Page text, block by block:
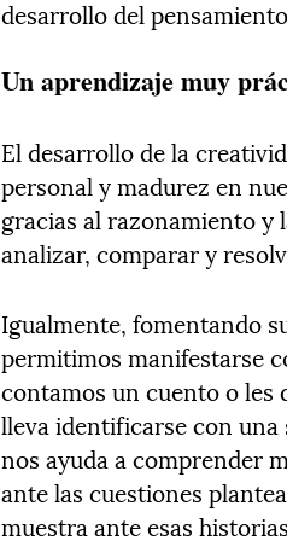
desarrollo del
Un aprendizaje muy
El desarrollo de la
personal y madurez en
gracias al razonamiento y
analizar, comparar y
Igualmente, fomentando
permitimos manifestarse
contamos un cuento o les
lleva identificarse con
nos ayuda a comprender
ante las cuestiones
muestra ante esas